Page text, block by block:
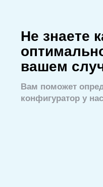
тонировки
Цена зависит от
способа монтажа.
стоимость, вызовите
объем работ и
Не знаете
вашем
Вам поможет
конфигуратор у